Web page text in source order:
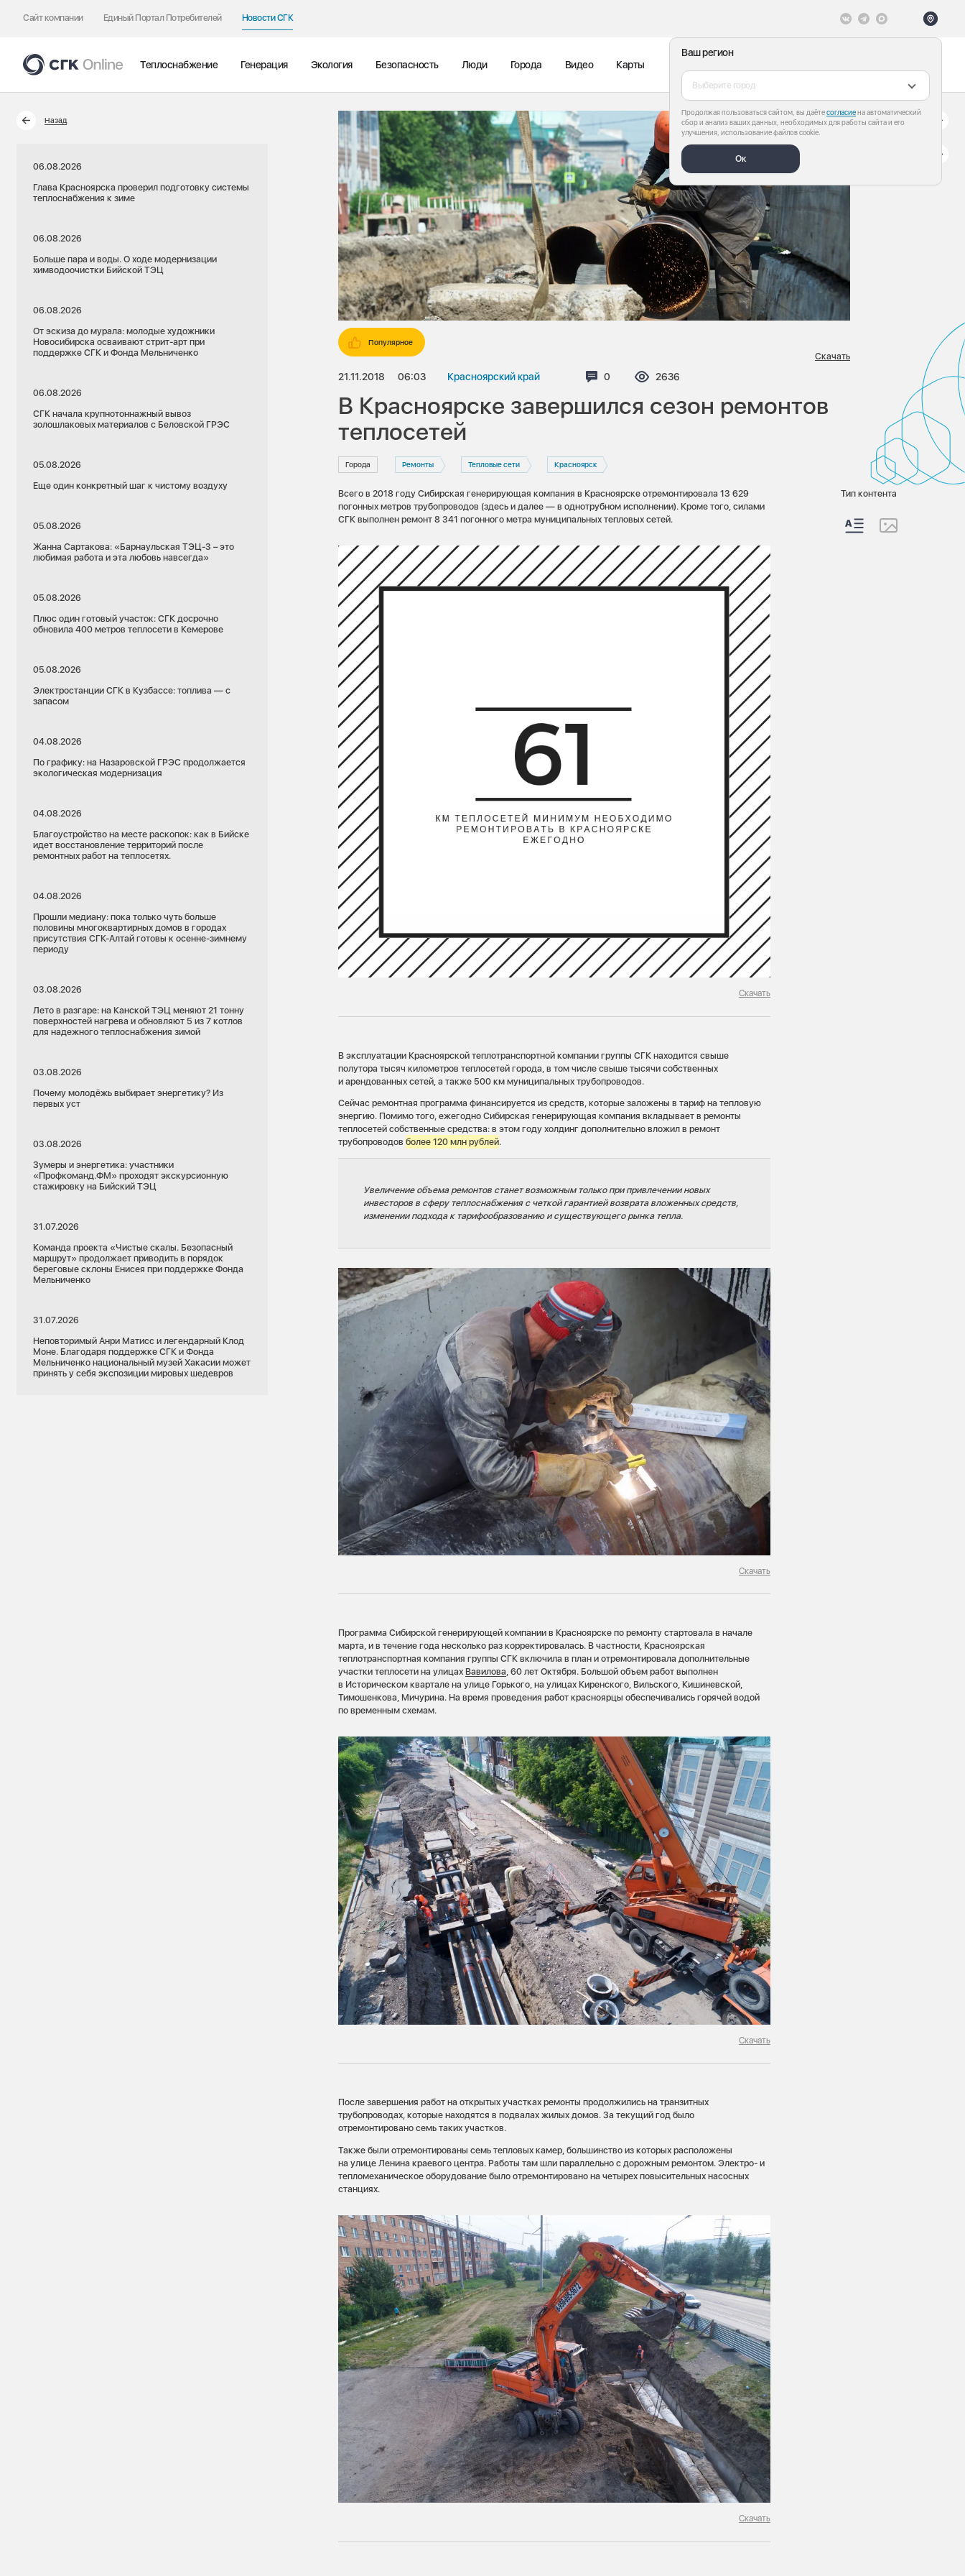
Сайт компании Единый Портал Потребителей Новости СГК
Ваш регион
Выберите город
Продолжая пользоваться сайтом, вы даётесогласиена автоматический
сбор и анализ ваших данных, необходимых для работы сайта и его
улучшения, использование файлов cookie.
Ок
Теплоснабжение Генерация Экология Безопасность Люди Города Видео Карты
Назад
06.08.2026
Глава Красноярска проверил подготовку системы
теплоснабжения к зиме
06.08.2026
Больше пара и воды. О ходе модернизации
химводоочистки Бийской ТЭЦ
06.08.2026
От эскиза до мурала: молодые художники
Новосибирска осваивают стрит-арт при
поддержке СГК и Фонда Мельниченко
06.08.2026
СГК начала крупнотоннажный вывоз
золошлаковых материалов с Беловской ГРЭС
05.08.2026
Еще один конкретный шаг к чистому воздуху
05.08.2026
Жанна Сартакова: «Барнаульская ТЭЦ-3 – это
любимая работа и эта любовь навсегда»
05.08.2026
Плюс один готовый участок: СГК досрочно
обновила 400 метров теплосети в Кемерове
05.08.2026
Электростанции СГК в Кузбассе: топлива — с
запасом
04.08.2026
По графику: на Назаровской ГРЭС продолжается
экологическая модернизация
04.08.2026
Благоустройство на месте раскопок: как в Бийске
идет восстановление территорий после
ремонтных работ на теплосетях.
04.08.2026
Прошли медиану: пока только чуть больше
половины многоквартирных домов в городах
присутствия СГК-Алтай готовы к осенне-зимнему
периоду
03.08.2026
Лето в разгаре: на Канской ТЭЦ меняют 21 тонну
поверхностей нагрева и обновляют 5 из 7 котлов
для надежного теплоснабжения зимой
03.08.2026
Почему молодёжь выбирает энергетику? Из
первых уст
03.08.2026
Зумеры и энергетика: участники
«Профкоманд.ФМ» проходят экскурсионную
стажировку на Бийский ТЭЦ
31.07.2026
Команда проекта «Чистые скалы. Безопасный
маршрут» продолжает приводить в порядок
береговые склоны Енисея при поддержке Фонда
Мельниченко
31.07.2026
Неповторимый Анри Матисс и легендарный Клод
Моне. Благодаря поддержке СГК и Фонда
Мельниченко национальный музей Хакасии может
принять у себя экспозиции мировых шедевров
Популярное
21.11.2018 06:03 Красноярский край Комментариев:
0 Просмотров:
2636
Скачать
В Красноярске завершился сезон ремонтов
теплосетей
Города Ремонты Тепловые сети Красноярск
Всего в 2018 году Сибирская генерирующая компания в Красноярске отремонтировала 13 629
погонных метров трубопроводов (здесь и далее — в однотрубном исполнении). Кроме того, силами
СГК выполнен ремонт 8 341 погонного метра муниципальных тепловых сетей.
Скачать
В эксплуатации Красноярской теплотранспортной компании группы СГК находится свыше
полутора тысяч километров теплосетей города, в том числе свыше тысячи собственных
и арендованных сетей, а также 500 км муниципальных трубопроводов.
Сейчас ремонтная программа финансируется из средств, которые заложены в тариф на тепловую
энергию. Помимо того, ежегодно Сибирская генерирующая компания вкладывает в ремонты
теплосетей собственные средства: в этом году холдинг дополнительно вложил в ремонт
трубопроводовболее 120 млн рублей.
Увеличение объема ремонтов станет возможным только при привлечении новых
инвесторов в сферу теплоснабжения с четкой гарантией возврата вложенных средств,
изменении подхода к тарифообразованию и существующего рынка тепла.
Скачать
Программа Сибирской генерирующей компании в Красноярске по ремонту стартовала в начале
марта, и в течение года несколько раз корректировалась. В частности, Красноярская
теплотранспортная компания группы СГК включила в план и отремонтировала дополнительные
участки теплосети на улицах Вавилова, 60 лет Октября. Большой объем работ выполнен
в Историческом квартале на улице Горького, на улицах Киренского, Вильского, Кишиневской,
Тимошенкова, Мичурина. На время проведения работ красноярцы обеспечивались горячей водой
по временным схемам.
Скачать
После завершения работ на открытых участках ремонты продолжились на транзитных
трубопроводах, которые находятся в подвалах жилых домов. За текущий год было
отремонтировано семь таких участков.
Также были отремонтированы семь тепловых камер, большинство из которых расположены
на улице Ленина краевого центра. Работы там шли параллельно с дорожным ремонтом. Электро- и
тепломеханическое оборудование было отремонтировано на четырех повысительных насосных
станциях.
Скачать
Тип контента